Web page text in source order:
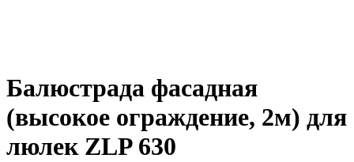
Балюстрада фасадная
(высокое ограждение, 2м) для
люлек ZLP 630